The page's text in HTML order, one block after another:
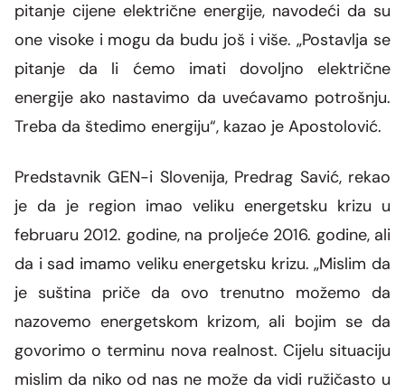
pitanje cijene električne energije, navodeći da su
one visoke i mogu da budu još i više.„Postavlja se
pitanje da li ćemo imati dovoljno električne
energije ako nastavimo da uvećavamo potrošnju.
Treba da štedimo energiju“, kazao je Apostolović.
Predstavnik GEN-i Slovenija, Predrag Savić, rekao
je da je region imao veliku energetsku krizu u
februaru 2012. godine, na proljeće 2016. godine, ali
da i sad imamo veliku energetsku krizu.„Mislim da
je suština priče da ovo trenutno možemo da
nazovemo energetskom krizom, ali bojim se da
govorimo o terminu nova realnost. Cijelu situaciju
mislim da niko od nas ne može da vidi ružičasto u